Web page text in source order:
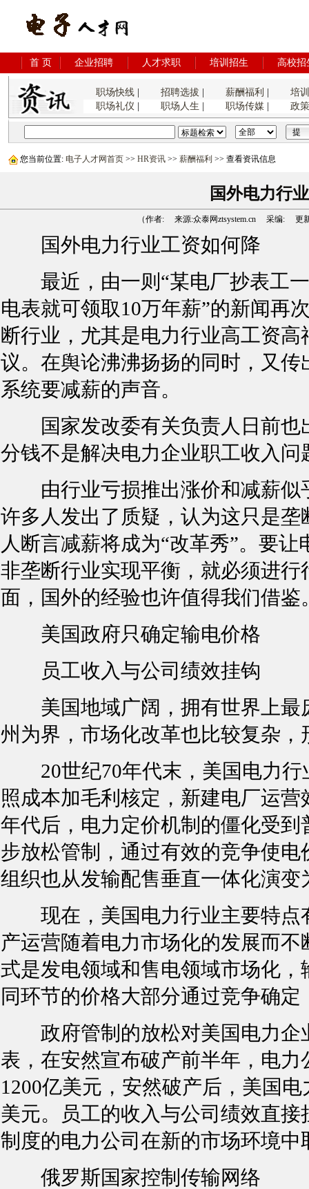
首 页 企业招聘 人才求职 培训招生 高校招
职场快线| 招聘选拔 薪酬福利
培
职场礼仪
职场人生 职场传媒| 政
您当前位置: 电子人才网首页 >> HR资讯 >> 薪酬福利 >> 查看资讯信息
国外电力行
（作者: 来源:众泰网ztsystem.cn 采编: 更新
国外电力行业工资如何降
最近，由一则“某电厂抄表工
电表就可领取10万年薪”的新闻再
断行业，尤其是电力行业高工资高
议。在舆论沸沸扬扬的同时，又传
系统要减薪的声音。
国家发改委有关负责人日前也
分钱不是解决电力企业职工收入问
由行业亏损推出涨价和减薪似
许多人发出了质疑，认为这只是
人断言减薪将成为“改革秀”。要
非垄断行业实现平衡，就必须进
面，国外的经验也许值得我们借鉴
美国政府只确定输电价格
员工收入与公司绩效挂钩
美国地域广阔，拥有世界上最
州为界，市场化改革也比较复杂，
20世纪70年代末，美国电力行
照成本加毛利核定，新建电厂运
年代后，电力定价机制的僵化受
步放松管制，通过有效的竞争使
组织也从发输配售垂直一体化演变
现在，美国电力行业主要特点
产运营随着电力市场化的发展而
式是发电领域和售电领域市场化
同环节的价格大部分通过竞争确
政府管制的放松对美国电力企
表，在安然宣布破产前半年，电
1200亿美元，安然破产后，美国
美元。员工的收入与公司绩效直
制度的电力公司在新的市场环境中
俄罗斯国家控制传输网络